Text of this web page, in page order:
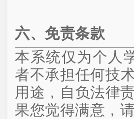
六、免责条款
本系统仅为个人
者不承担任何技
用途，自负法律
果您觉得满意，